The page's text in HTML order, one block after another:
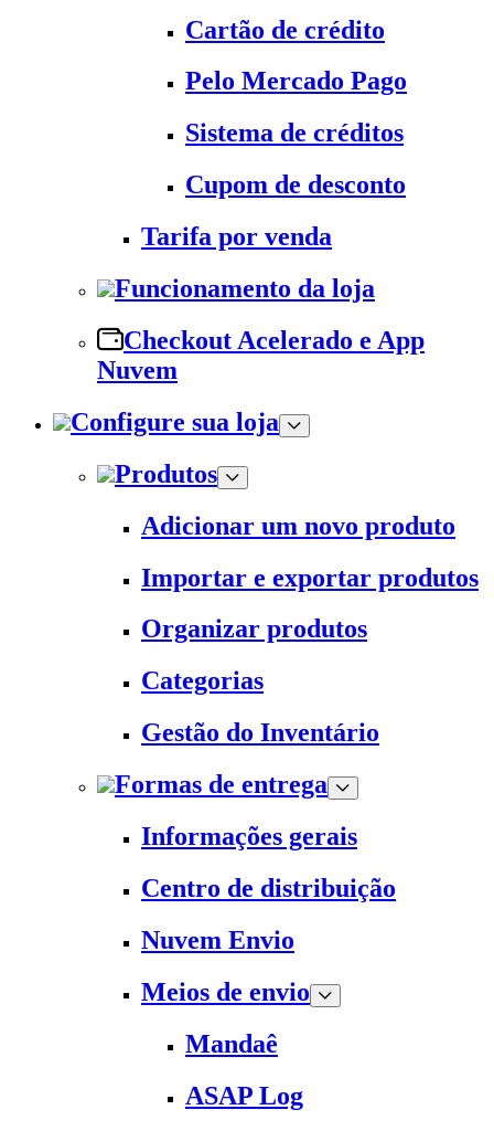
Cartão de crédito
Pelo Mercado Pago
Sistema de créditos
Cupom de desconto
Tarifa por venda
Funcionamento da loja
Checkout Acelerado e App
Nuvem
Configure sua loja
Produtos
Adicionar um novo produto
Importar e exportar produtos
Organizar produtos
Categorias
Gestão do Inventário
Formas de entrega
Informações gerais
Centro de distribuição
Nuvem Envio
Meios de envio
Mandaê
ASAP Log